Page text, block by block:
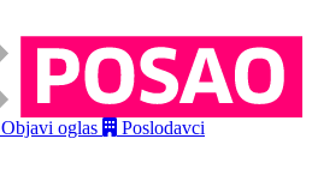
Objavi oglas Poslodavci